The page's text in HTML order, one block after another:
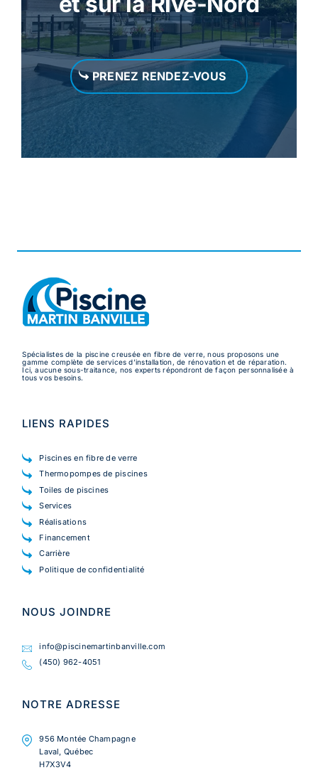
PRENEZ RENDEZ-VOUS
Spécialistes de la piscine creusée en fibre de verre, nous proposons une
gamme complète de services d’installation, de rénovation et de réparation.
Ici, aucune sous-traitance, nos experts répondront de façon personnalisée à
tous vos besoins.
LIENS RAPIDES
Piscines en fibre de verre
Thermopompes de piscines
Toiles de piscines
Services
Réalisations
Financement
Carrière
Politique de confidentialité
NOUS JOINDRE
info@piscinemartinbanville.com
(450) 962-4051
NOTRE ADRESSE
956 Montée Champagne
Laval, Québec
H7X3V4